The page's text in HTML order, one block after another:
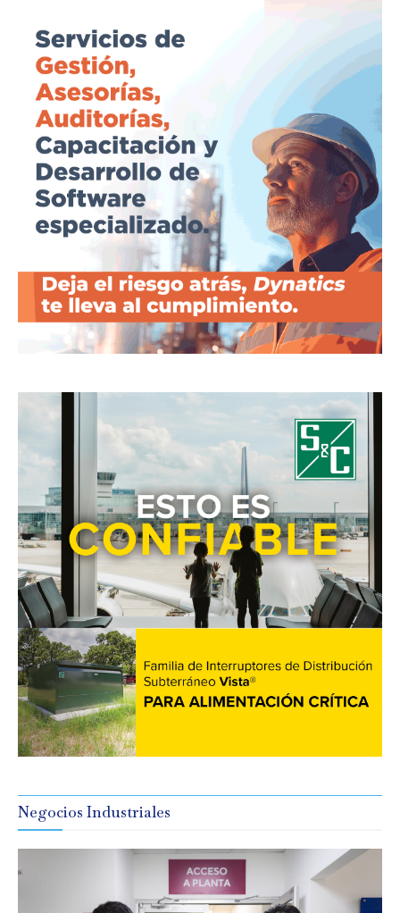
Negocios Industriales